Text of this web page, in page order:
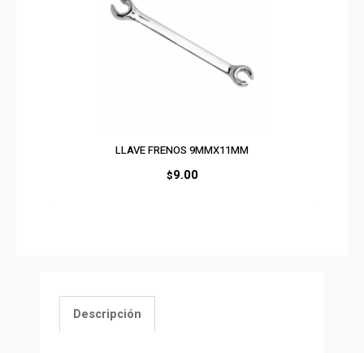
LLAVE FRENOS 9MMX11MM
$9.00
Descripción